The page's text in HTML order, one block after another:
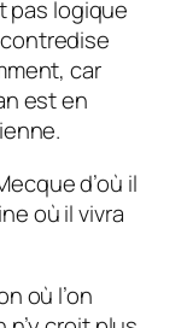
pas logique
car
est en
d’où il
où il vivra
où l’on